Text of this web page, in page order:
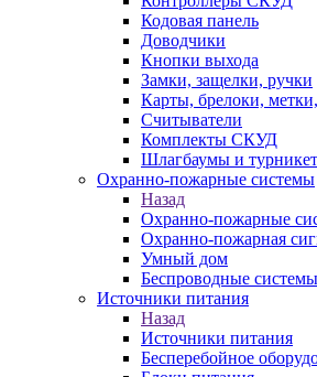
Кодовая панель
Доводчики
Кнопки выхода
Замки, защелки, ручки
Карты, брелоки,
Считыватели
Комплекты СКУД
Шлагбаумы и
Охранно-пожарные системы
Назад
Охранно-пожарные
Охранно-пожарная
Умный дом
Беспроводные системы
Источники питания
Назад
Источники питания
Бесперебойное